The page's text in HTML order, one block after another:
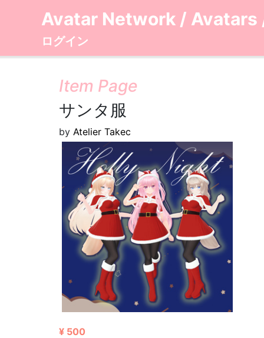
Avatar Network / Avatars
ログイン
Item Page
サンタ服
by Atelier Takec
¥ 500